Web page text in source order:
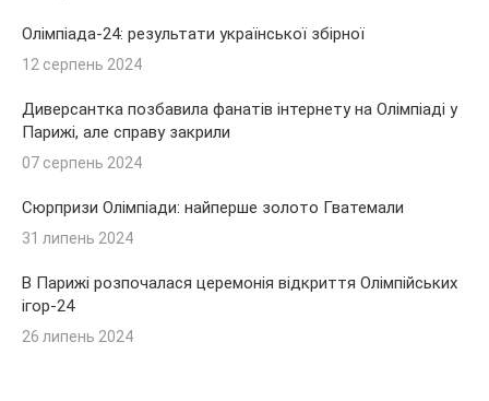
Олімпіада-24: результати української збірної
12 серпень 2024
Диверсантка позбавила фанатів інтернету на Олімпіаді у
Парижі, але справу закрили
07 серпень 2024
Сюрпризи Олімпіади: найперше золото Гватемали
31 липень 2024
В Парижі розпочалася церемонія відкриття Олімпійських
ігор-24
26 липень 2024